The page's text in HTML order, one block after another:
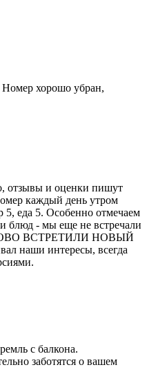
Номер хорошо убран,
отзывы и оценки пишут
каждый день утром
еда 5. Особенно отмечаем
блюд - мы еще не встречали
ЗДОРОВО ВСТРЕТИЛИ НОВЫЙ
наши интересы, всегда
с балкона.
заботятся о вашем